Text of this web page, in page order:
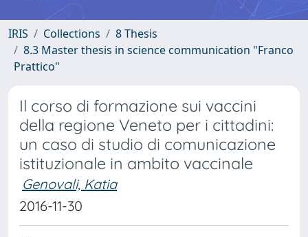
IRIS Collections
8 Thesis
8.3 Master thesis in science communication "Franco
Prattico"
Il corso di formazione sui vaccini
della regione Veneto per i cittadini:
un caso di studio di comunicazione
istituzionale in ambito vaccinale
Genovali, Katia
2016-11-30